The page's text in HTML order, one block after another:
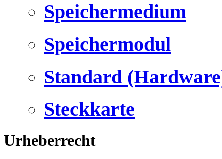
Speichermedium
Speichermodul
Standard
Steckkarte
Urheberrecht